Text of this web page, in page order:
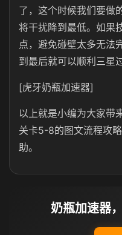
了，这个时候我们要做
将干扰降到最低。如果
点，避免碰壁太多无法
到最后就可以顺利三星
[虎牙奶瓶加速器]
以上就是小编为大家带
关卡5-8的图文流程攻
助。
奶瓶加速器